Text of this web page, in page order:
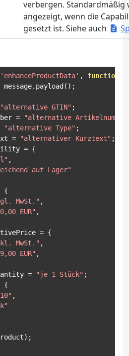
verbergen. Standardmäßig
angezeigt, wenn die
gesetzt ist. Siehe auch
'enhanceProductData' , function
message. payload ();
"alternative GTIN" ;
=
"alternative
"alternative Type" ;
= "alternativer Kurztext" ;
= {
,
auf Lager"
{
MwSt." ,
EUR" ,
= {
MwSt." ,
EUR" ,
= "je 1 Stück" ;
{
,
);